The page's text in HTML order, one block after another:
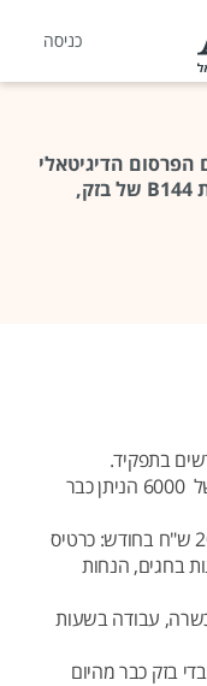
כניסה
הפרסום הדיגיטאלי
במוקד שירות ותמיכה ללקוחות B144 של בזק,
הטבות ותגמולים מהטובים במשק, מענק של 6000 הניתן כבר
בנוסף תוכלו להנות מהטבות בשווי של 2000 ש"ח בחודש: כרטיס
בחגים, הנחות
עבודה בשעות
בזק כבר מהיום